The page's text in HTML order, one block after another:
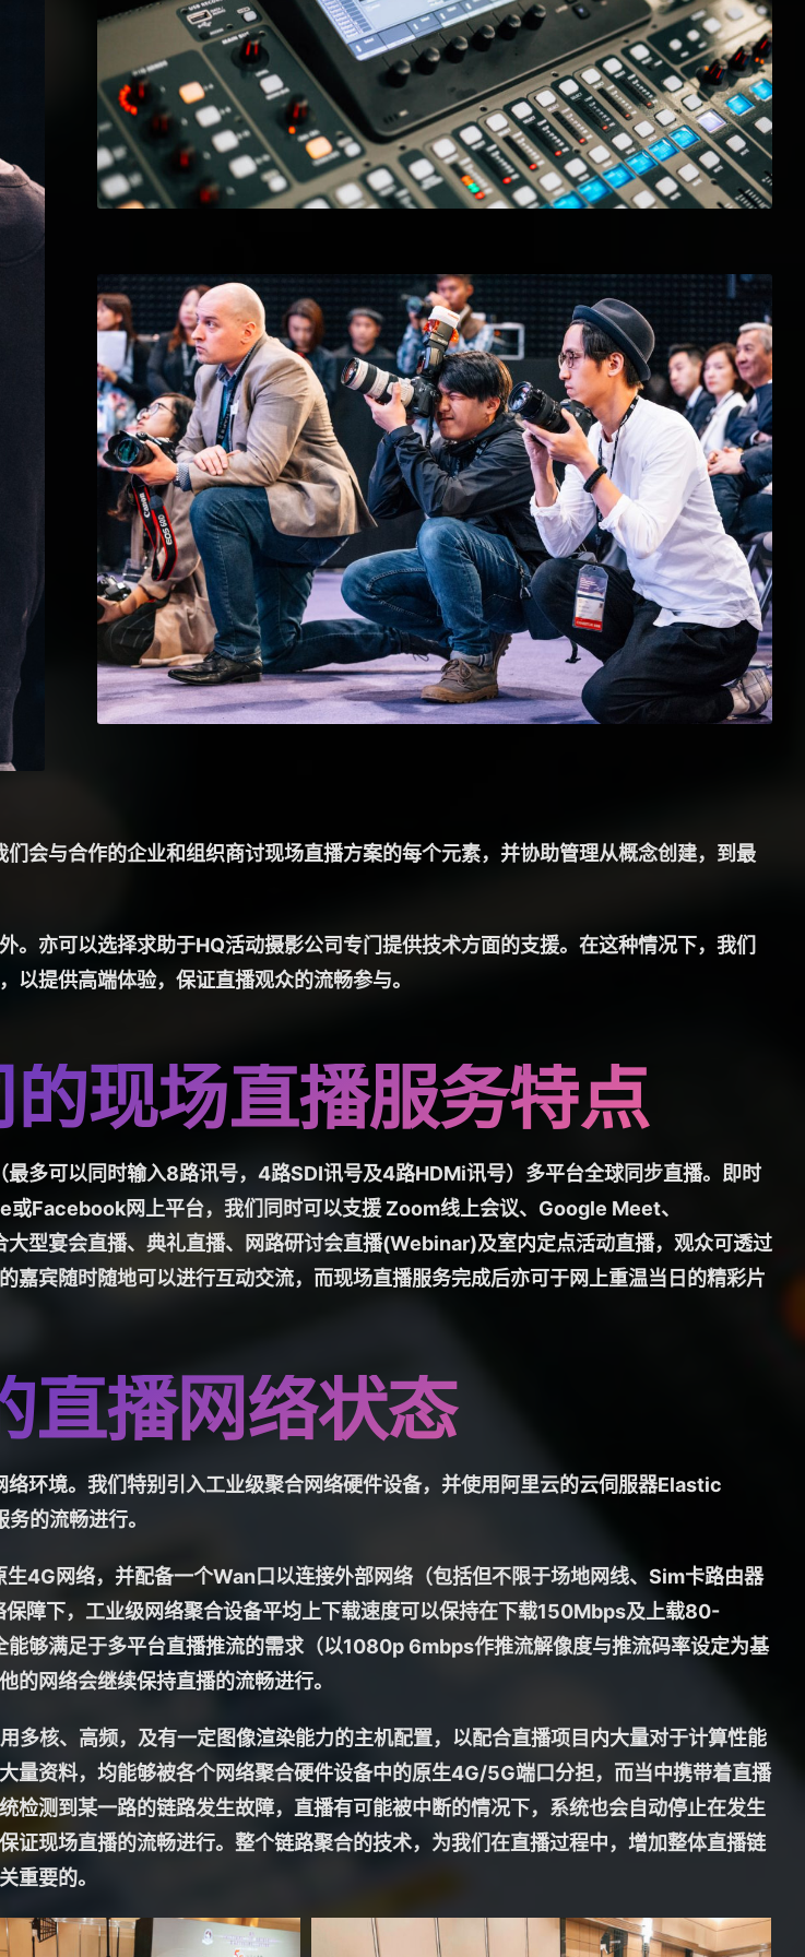
会与合作的企业和组织商讨现场直播方案的每个元素，并协助管理从概念创建，到最
亦可以选择求助于HQ活动摄影公司专门提供技术方面的支援。在这种情况下，我们
提供高端体验，保证直播观众的流畅参与。
现场直播服务特点
多可以同时输入8路讯号，4路SDI讯号及4路HDMi讯号）多平台全球同步直播。即时
Facebook网上平台，我们同时可以支援 Zoom线上会议、Google Meet、
宴会直播、典礼直播、网路研讨会直播(Webinar)及室内定点活动直播，观众可透过
宾随时随地可以进行互动交流，而现场直播服务完成后亦可于网上重温当日的精彩片
直播网络状态
环境。我们特别引入工业级聚合网络硬件设备，并使用阿里云的云伺服器Elastic
的流畅进行。
4G网络，并配备一个Wan口以连接外部网络（包括但不限于场地网线、Sim卡路由器
障下，工业级网络聚合设备平均上下载速度可以保持在下载150Mbps及上载80-
够满足于多平台直播推流的需求（以1080p 6mbps作推流解像度与推流码率设定为基
网络会继续保持直播的流畅进行。
核、高频，及有一定图像渲染能力的主机配置，以配合直播项目内大量对于计算性能
量资料，均能够被各个网络聚合硬件设备中的原生4G/5G端口分担，而当中携带着直播
测到某一路的链路发生故障，直播有可能被中断的情况下，系统也会自动停止在发生
现场直播的流畅进行。整个链路聚合的技术，为我们在直播过程中，增加整体直播链
重要的。